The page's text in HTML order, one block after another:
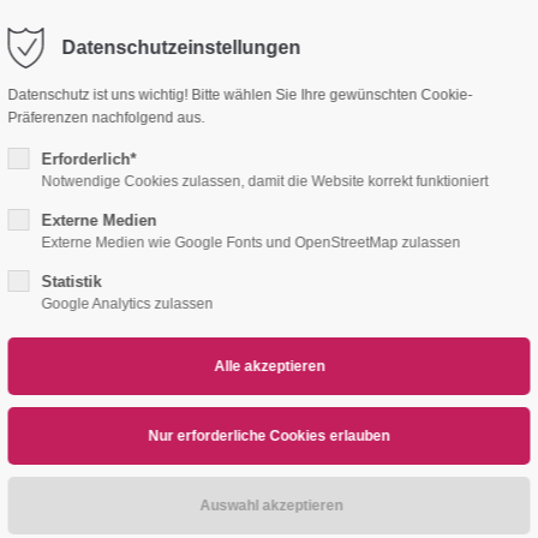
dolor sit amet:
/ 365days
support for our customers
8:00am - 5:00pm
Get in touch
San Francisco, CA 94102
Have any questions?
ERSATZTEILE
Datenschutzeinstellungen
Datenschutz ist uns wichtig! Bitte wählen Sie Ihre gewünschten Cookie-
Präferenzen nachfolgend aus.
Erforderlich*
Notwendige Cookies zulassen, damit die Website korrekt funktioniert
Externe Medien
Externe Medien wie Google Fonts und OpenStreetMap zulassen
Statistik
Google Analytics zulassen